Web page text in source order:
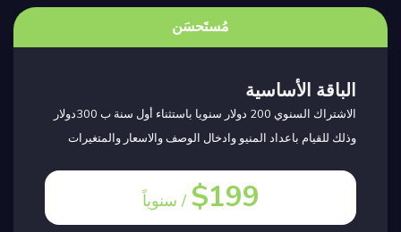
مُستَحسَن
الباقة الأساسية
الاشتراك السنوي 200 دولار سنويا باستثناء أول سنة ب 300دولار
وذلك للقيام باعداد المنيو وادخال الوصف والاسعار والمتغيرات
$199 / سنوياً